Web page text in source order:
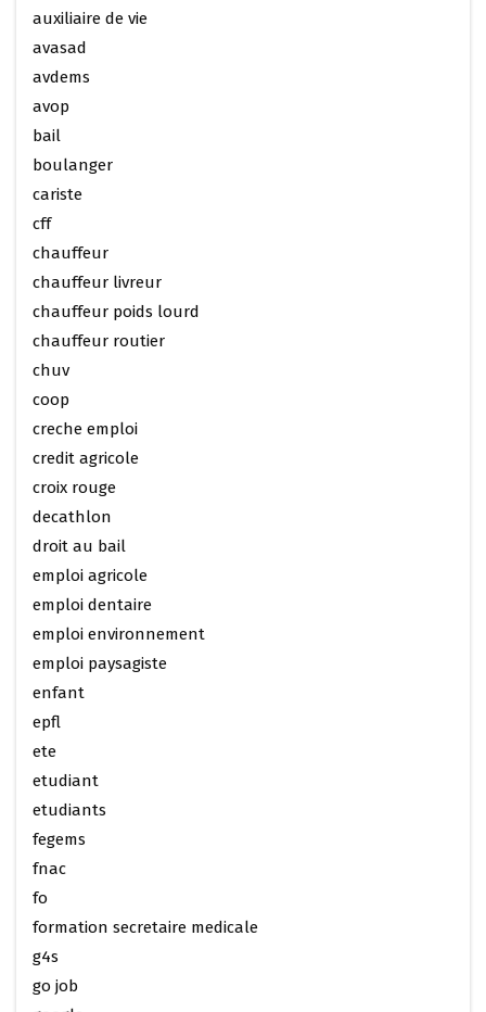
auxiliaire de vie
avasad
avdems
avop
bail
boulanger
cariste
cff
chauffeur
chauffeur livreur
chauffeur poids lourd
chauffeur routier
chuv
coop
creche emploi
credit agricole
croix rouge
decathlon
droit au bail
emploi agricole
emploi dentaire
emploi environnement
emploi paysagiste
enfant
epfl
ete
etudiant
etudiants
fegems
fnac
fo
formation secretaire medicale
g4s
go job